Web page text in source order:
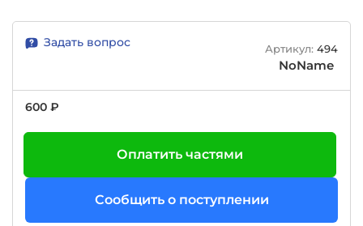
Задать вопрос Артикул: 494
NoName
600 ₽
Оплатить частями
Сообщить о поступлении